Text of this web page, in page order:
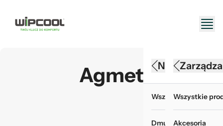
Wszystkie
Akcesoria do
Narzędzia
Wszystkie produkty
Dmuchawy
Wszystkie
Akcesoria
Agmet